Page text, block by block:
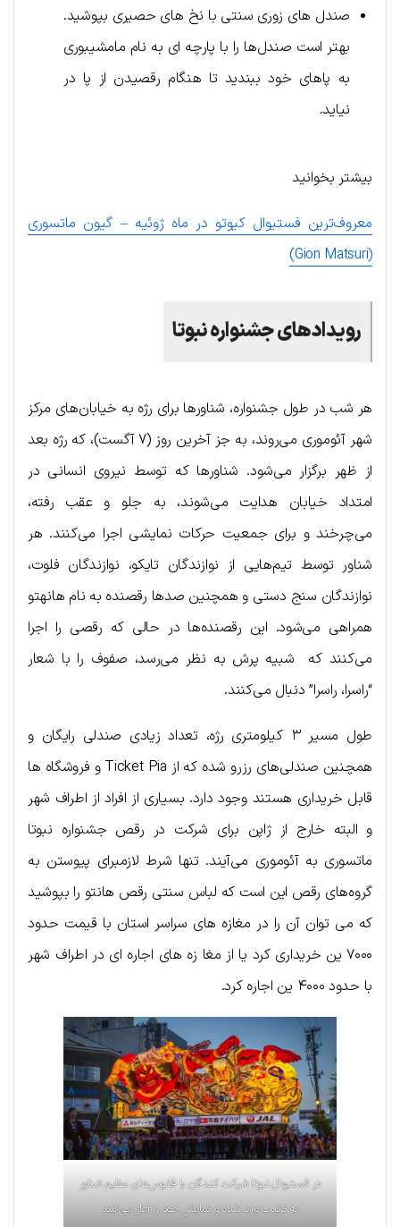
صندل های زوری سنتی با نخ های حصیری بپوشید.
بهتر است صندل‌ها را با پارچه ای به نام مامشیبوری
به پاهای خود ببندید تا هنگام رقصیدن از پا در
نیاید.
بیشتر بخوانید
معروف‌ترین فستیوال‌ کیوتو در ماه ژوئیه – گیون ماتسوری
(Gion Matsuri)
رویدادهای جشنواره نبوتا
هر شب در طول جشنواره، شناورها برای رژه به خیابان‌های مرکز
شهر آئوموری می‌روند، به جز آخرین روز (۷ آگست)، که رژه بعد
از ظهر برگزار می‌شود. شناورها که توسط نیروی انسانی در
امتداد خیابان‌ هدایت می‌شوند، به جلو و عقب رفته،
می‌چرخند و برای جمعیت حرکات نمایشی اجرا می‌کنند. هر
شناور توسط تیم‌هایی از نوازندگان تایکو، نوازندگان فلوت،
نوازندگان سنج دستی و همچنین صدها رقصنده به نام هانهتو
همراهی می‌شود. این رقصنده‌ها در حالی که رقصی را اجرا
می‌کنند که شبیه پرش به نظر می‌رسد، صفوف را با شعار
“راسرا، راسرا” دنبال می‌کنند.
طول مسیر ۳ کیلومتری رژه، تعداد زیادی صندلی رایگان و
همچنین صندلی‌های رزرو شده که از Ticket Pia و فروشگاه ها
قابل خریداری هستند وجود دارد. بسیاری از افراد از اطراف شهر
و البته خارج از ژاپن برای شرکت در رقص جشنواره نبوتا
ماتسوری به آئوموری می‌آیند. تنها شرط لازمبرای پیوستن به
گروه‌های رقص این است که لباس سنتی رقص هانتو را بپوشید
که می توان آن را در مغازه های سراسر استان با قیمت حدود
۷۰۰۰ ین خریداری کرد یا از مغا زه های اجاره ای در اطراف شهر
با حدود ۴۰۰۰ ین اجاره کرد.
در فستیوال نبوتا شرکت کنندگان با فانوس‌های عظیم شناور
به ترتیب وارد شده و نمایش خود را آغاز می‌کنند